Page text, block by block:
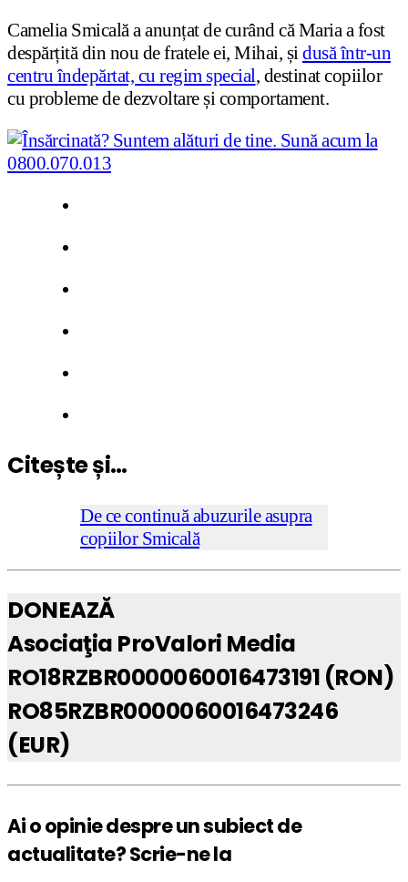
Camelia Smicală a anunțat de curând că Maria a fost
despărțită din nou de fratele ei, Mihai, și dusă într-un
centru îndepărtat, cu regim special, destinat copiilor
cu probleme de dezvoltare și comportament.
Citește și…
De ce continuă abuzurile asupra
copiilor Smicală
DONEAZĂ
Asociaţia ProValori Media
RO18RZBR0000060016473191 (RON)
RO85RZBR0000060016473246
(EUR)
Ai o opinie despre un subiect de
actualitate? Scrie-ne la